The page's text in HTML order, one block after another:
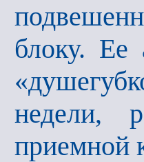
блоку. Ее
недели,
приемной